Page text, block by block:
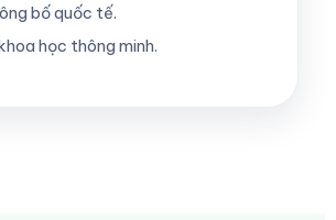
bố quốc tế.
học thông minh.